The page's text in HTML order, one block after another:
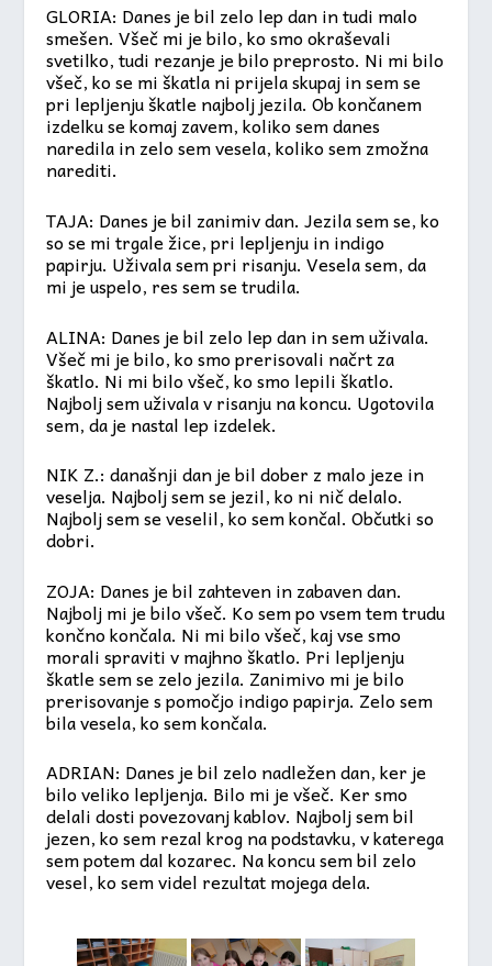
GLORIA: Danes je bil zelo lep dan in tudi malo
smešen. Všeč mi je bilo, ko smo okraševali
svetilko, tudi rezanje je bilo preprosto. Ni mi bilo
všeč, ko se mi škatla ni prijela skupaj in sem se
pri lepljenju škatle najbolj jezila. Ob končanem
izdelku se komaj zavem, koliko sem danes
naredila in zelo sem vesela, koliko sem zmožna
narediti.
TAJA: Danes je bil zanimiv dan. Jezila sem se, ko
so se mi trgale žice, pri lepljenju in indigo
papirju. Uživala sem pri risanju. Vesela sem, da
mi je uspelo, res sem se trudila.
ALINA: Danes je bil zelo lep dan in sem uživala.
Všeč mi je bilo, ko smo prerisovali načrt za
škatlo. Ni mi bilo všeč, ko smo lepili škatlo.
Najbolj sem uživala v risanju na koncu. Ugotovila
sem, da je nastal lep izdelek.
NIK Z.: današnji dan je bil dober z malo jeze in
veselja. Najbolj sem se jezil, ko ni nič delalo.
Najbolj sem se veselil, ko sem končal. Občutki so
dobri.
ZOJA: Danes je bil zahteven in zabaven dan.
Najbolj mi je bilo všeč. Ko sem po vsem tem trudu
končno končala. Ni mi bilo všeč, kaj vse smo
morali spraviti v majhno škatlo. Pri lepljenju
škatle sem se zelo jezila. Zanimivo mi je bilo
prerisovanje s pomočjo indigo papirja. Zelo sem
bila vesela, ko sem končala.
ADRIAN: Danes je bil zelo nadležen dan, ker je
bilo veliko lepljenja. Bilo mi je všeč. Ker smo
delali dosti povezovanj kablov. Najbolj sem bil
jezen, ko sem rezal krog na podstavku, v katerega
sem potem dal kozarec. Na koncu sem bil zelo
vesel, ko sem videl rezultat mojega dela.